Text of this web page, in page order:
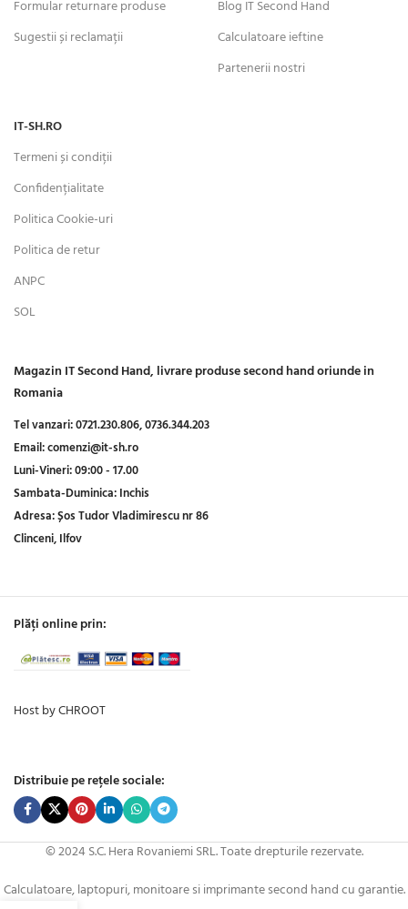
Formular returnare produse
Sugestii și reclamații
Blog IT Second Hand
Calculatoare ieftine
Partenerii nostri
IT-SH.RO
Termeni și condiții
Confidențialitate
Politica Cookie-uri
Politica de retur
ANPC
SOL
Magazin IT Second Hand, livrare produse second hand oriunde in
Romania
Tel vanzari:0721.230.806,0736.344.203
Email:comenzi@it-sh.ro
Luni-Vineri:09:00 - 17.00
Sambata-Duminica:Inchis
Adresa:Șos Tudor Vladimirescu nr 86
Clinceni, Ilfov
Plăți online prin:
Host by CHROOT
Distribuie pe rețele sociale:
© 2024 S.C. Hera Rovaniemi SRL. Toate drepturile rezervate.
Calculatoare, laptopuri, monitoare si imprimante second hand cu garantie.